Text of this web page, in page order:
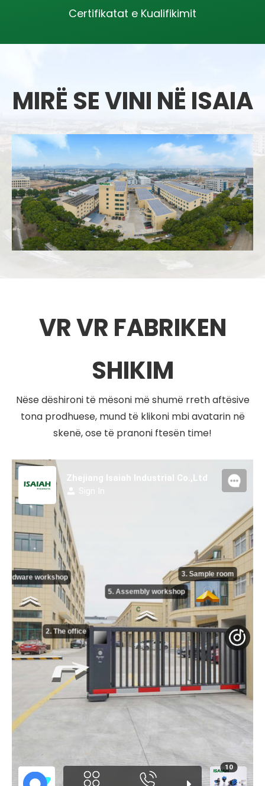
Certifikatat e Kualifikimit
MIRË SE VINI NË ISAIA
VR VR FABRIKEN
SHIKIM
Nëse dëshironi të mësoni më shumë rreth aftësive
tona prodhuese, mund të klikoni mbi avatarin në
skenë, ose të pranoni ftesën time!